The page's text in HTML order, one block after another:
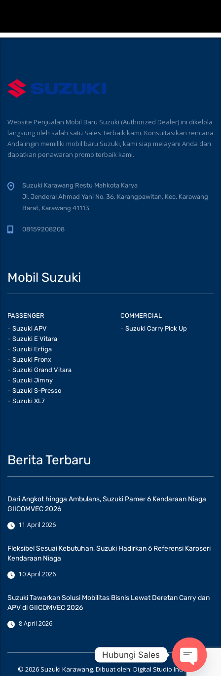
Website Penjualan Mobil Baru Suzuki (Authorized Dealer) ini dikelola
langsung oleh salah satu Sales Terbaik kami. Konsultasikan rencana
Anda ingin memiliki mobil baru Suzuki, kami siap melayani Anda dan
dapatkan penawaran promo terbaik kami.
Suzuki Karawang Restu Mahkota Karya
Jl. Jenderal Ahmad Yani No. 36, Karangpawitan, Kec. Karawang
Barat, Karawang 41113
08159208208
Mobil Suzuki
PASSENGER
Suzuki APV
Suzuki E Vitara
Suzuki Ertiga
Suzuki Fronx
Suzuki Grand Vitara
Suzuki Jimny
Suzuki S-Presso
Suzuki XL7
COMMERCIAL
Suzuki Carry Pick Up
Berita Terbaru
Dari Angkot hingga Ambulans, Suzuki Pamer 6 Kendaraan Niaga
GIICOMVEC 2026
11 April 2026
Fleksibel Sesuai Kebutuhan, Suzuki Hadirkan 6 Referensi Karoseri
Kendaraan Niaga
10 April 2026
Suzuki Tawarkan Solusi Mobilitas Bisnis Lewat Deretan Carry dan
APV di GIICOMVEC 2026
8 April 2026
© 2026 Suzuki Karawang. Dibuat oleh: Digital Studio Indonesia
Hubungi Sales